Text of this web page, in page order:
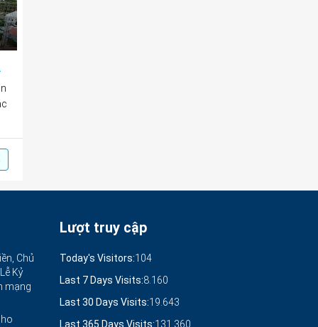
nước
Chủ
Kỷ
mạng
Lượt truy cập
Today's Visitors:104
Last 7 Days Visits:8.160
Last 30 Days Visits:19.643
Last 365 Days Visits:131.360